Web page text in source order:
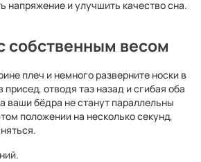
напряжение и улучшить качество сна.
собственным весом
плеч и немного разверните носки в
отводя таз назад и сгибая оба
ваши бёдра не станут параллельны
положении на несколько секунд,